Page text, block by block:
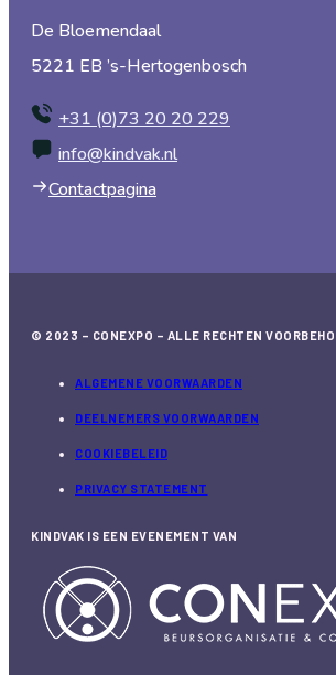
De Bloemendaal
5221 EB ’s-Hertogenbosch
+31 (0)73 20 20 229
info@kindvak.nl
Contactpagina
© 2023 – CONEXPO – ALLE RECHTEN
ALGEMENE VOORWAARDEN
DEELNEMERS VOORWAARDEN
COOKIEBELEID
PRIVACY STATEMENT
KINDVAK IS EEN EVENEMENT VAN